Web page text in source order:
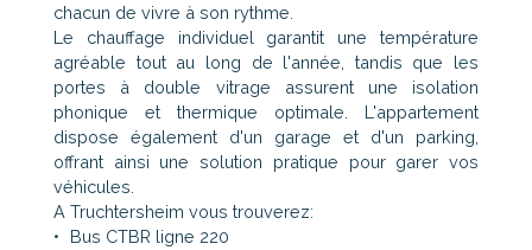
chacun de vivre à son rythme.
Le chauffage individuel garantit une température
agréable tout au long de l'année, tandis que les
portes à double vitrage assurent une isolation
phonique et thermique optimale. L'appartement
dispose également d'un garage et d'un parking,
offrant ainsi une solution pratique pour garer vos
véhicules.
A Truchtersheim vous trouverez:
Bus CTBR ligne 220